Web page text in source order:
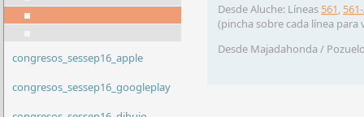
congresos_sessep16_apple
congresos_sessep16_googleplay
Desde Aluche: Líneas 561,
(pincha sobre cada línea para
Desde Majadahonda /